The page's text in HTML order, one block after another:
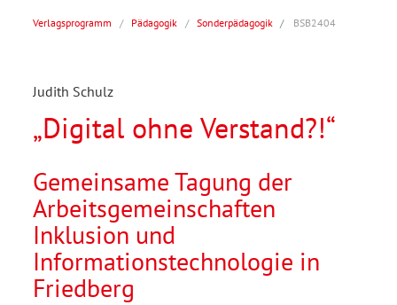
Verlagsprogramm / Pädagogik / Sonderpädagogik BSB2404
Judith Schulz
„Digital ohne Verstand?!“
Gemeinsame Tagung der
Arbeitsgemeinschaften
Inklusion und
Informationstechnologie in
Friedberg